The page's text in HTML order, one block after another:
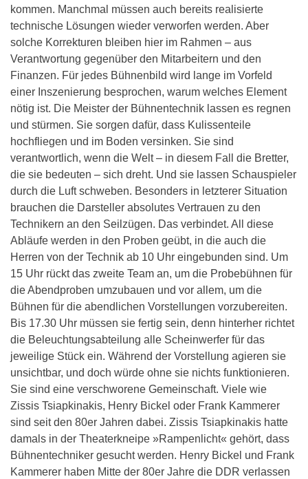
kommen. Manchmal müssen auch bereits realisierte
technische Lösungen wieder verworfen werden. Aber
solche Korrekturen bleiben hier im Rahmen – aus
Verantwortung gegenüber den Mitarbeitern und den
Finanzen. Für jedes Bühnenbild wird lange im Vorfeld
einer Inszenierung besprochen, warum welches Element
nötig ist. Die Meister der Bühnentechnik lassen es regnen
und stürmen. Sie sorgen dafür, dass Kulissenteile
hochfliegen und im Boden versinken. Sie sind
verantwortlich, wenn die Welt – in diesem Fall die Bretter,
die sie bedeuten – sich dreht. Und sie lassen Schauspieler
durch die Luft schweben. Besonders in letzterer Situation
brauchen die Darsteller absolutes Vertrauen zu den
Technikern an den Seilzügen. Das verbindet. All diese
Abläufe werden in den Proben geübt, in die auch die
Herren von der Technik ab 10 Uhr eingebunden sind. Um
15 Uhr rückt das zweite Team an, um die Probebühnen für
die Abendproben umzubauen und vor allem, um die
Bühnen für die abendlichen Vorstellungen vorzubereiten.
Bis 17.30 Uhr müssen sie fertig sein, denn hinterher richtet
die Beleuchtungsabteilung alle Scheinwerfer für das
jeweilige Stück ein. Während der Vorstellung agieren sie
unsichtbar, und doch würde ohne sie nichts funktionieren.
Sie sind eine verschworene Gemeinschaft. Viele wie
Zissis Tsiapkinakis, Henry Bickel oder Frank Kammerer
sind seit den 80er Jahren dabei. Zissis Tsiapkinakis hatte
damals in der Theaterkneipe »Rampenlicht« gehört, dass
Bühnentechniker gesucht werden. Henry Bickel und Frank
Kammerer haben Mitte der 80er Jahre die DDR verlassen